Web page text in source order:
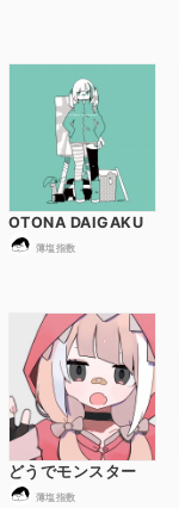
OTONA DAIGAKU
薄塩指数
どうでモンスター
薄塩指数